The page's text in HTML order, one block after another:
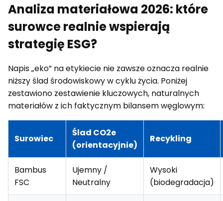
Analiza materiałowa 2026: które
surowce realnie wspierają
strategię ESG?
Napis „eko” na etykiecie nie zawsze oznacza realnie
niższy ślad środowiskowy w cyklu życia. Poniżej
zestawiono zestawienie kluczowych, naturalnych
materiałów z ich faktycznym bilansem węglowym:
Surowiec
Ślad CO2e
(orientacyjnie)
Recykling
Bambus
FSC
Ujemny /
Neutralny
Wysoki
(biodegradacja)